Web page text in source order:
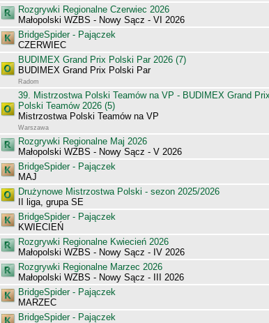
Rozgrywki Regionalne Czerwiec 2026
Małopolski WZBS - Nowy Sącz - VI 2026
BridgeSpider - Pajączek
CZERWIEC
BUDIMEX Grand Prix Polski Par 2026 (7)
BUDIMEX Grand Prix Polski Par
Radom
39. Mistrzostwa Polski Teamów na VP - BUDIMEX Grand Prix
Polski Teamów 2026 (5)
Mistrzostwa Polski Teamów na VP
Warszawa
Rozgrywki Regionalne Maj 2026
Małopolski WZBS - Nowy Sącz - V 2026
BridgeSpider - Pajączek
MAJ
Drużynowe Mistrzostwa Polski - sezon 2025/2026
II liga, grupa SE
BridgeSpider - Pajączek
KWIECIEŃ
Rozgrywki Regionalne Kwiecień 2026
Małopolski WZBS - Nowy Sącz - IV 2026
Rozgrywki Regionalne Marzec 2026
Małopolski WZBS - Nowy Sącz - III 2026
BridgeSpider - Pajączek
MARZEC
BridgeSpider - Pajączek